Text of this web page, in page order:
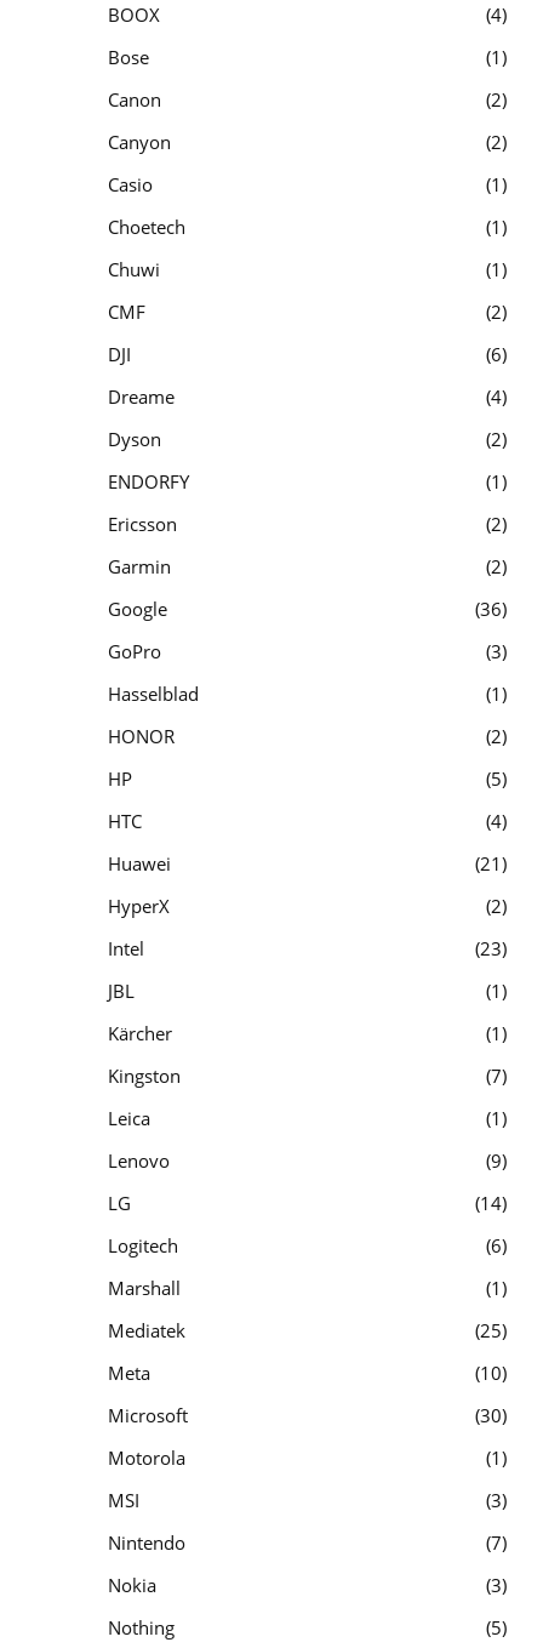
BOOX
4
Bose
1
Canon
2
Canyon
2
Casio
1
Choetech
1
Chuwi
1
CMF
2
DJI
6
Dreame
4
Dyson
2
ENDORFY
1
Ericsson
2
Garmin
2
Google
36
GoPro
3
Hasselblad
1
HONOR
2
HP
5
HTC
4
Huawei
21
HyperX
2
Intel
23
JBL
1
Kärcher
1
Kingston
7
Leica
1
Lenovo
9
LG
14
Logitech
6
Marshall
1
Mediatek
25
Meta
10
Microsoft
30
Motorola
1
MSI
3
Nintendo
7
Nokia
3
Nothing
5